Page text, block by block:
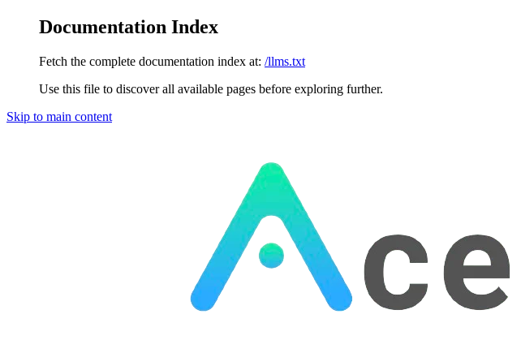
Documentation Index
Fetch the complete documentation index at: /llms.txt
Use this file to discover all available pages before exploring further.
Skip to main content